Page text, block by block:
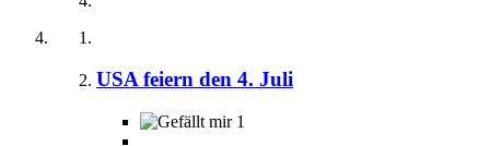
USA feiern den 4. Juli
1